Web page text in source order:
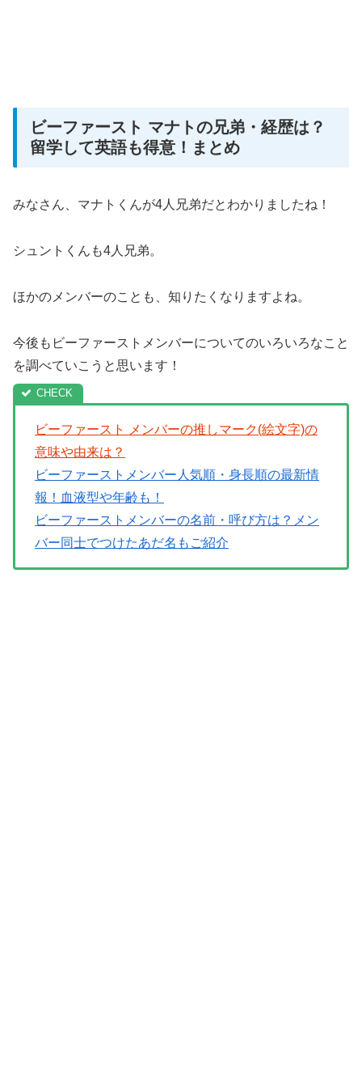
ビーファースト マナトの兄弟・経歴は？
留学して英語も得意！まとめ
みなさん、マナトくんが4人兄弟だとわかりましたね！
シュントくんも4人兄弟。
ほかのメンバーのことも、知りたくなりますよね。
今後もビーファーストメンバーについてのいろいろなこと
を調べていこうと思います！
ビーファースト メンバーの推しマーク(絵文字)の
意味や由来は？
ビーファーストメンバー人気順・身長順の最新情
報！血液型や年齢も！
ビーファーストメンバーの名前・呼び方は？メン
バー同士でつけたあだ名もご紹介